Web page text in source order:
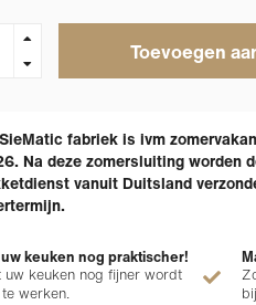
Toevoegen
fabriek is ivm
Na deze zomersluiting worden
vanuit Duitsland
keuken nog praktischer!
uw keuken nog fijner wordt
werken.